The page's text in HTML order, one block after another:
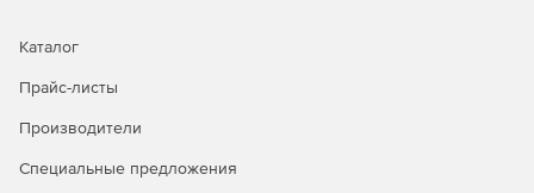
Каталог
Прайс-листы
Производители
Специальные предложения